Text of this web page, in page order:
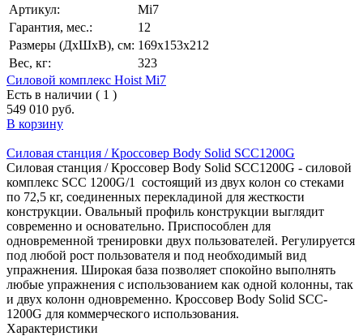
Артикул:
Mi7
Гарантия, мес.:
12
Размеры (ДхШхВ), см: 169х153х212
Вес, кг:
323
Силовой комплекс Hoist Mi7
Есть в наличии ( 1 )
549 010 руб.
В корзину
Силовая станция / Кроссовер Body Solid SCC1200G
Силовая станция / Кроссовер Body Solid SCC1200G - силовой
комплекс SCC 1200G/1 состоящий из двух колон со стеками
по 72,5 кг, соединенных перекладиной для жесткости
конструкции. Овальный профиль конструкции выглядит
современно и основательно. Приспособлен для
одновременной тренировки двух пользователей. Регулируется
под любой рост пользователя и под необходимый вид
упражнения. Широкая база позволяет спокойно выполнять
любые упражнения с использованием как одной колонны, так
и двух колонн одновременно. Кроссовер Body Solid SCC-
1200G для коммерческого использования.
Характеристики